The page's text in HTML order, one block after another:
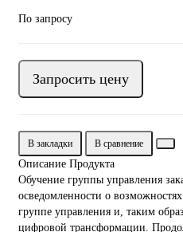
По запросу
Запросить цену
В закладки В сравнение
Описание Продукта
Обучение группы управления
осведомленности о
группе управления и, таким
цифровой трансформации.